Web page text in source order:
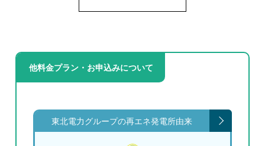
他料金プラン・お申込みについて
東北電力グループの再エネ発電所由来